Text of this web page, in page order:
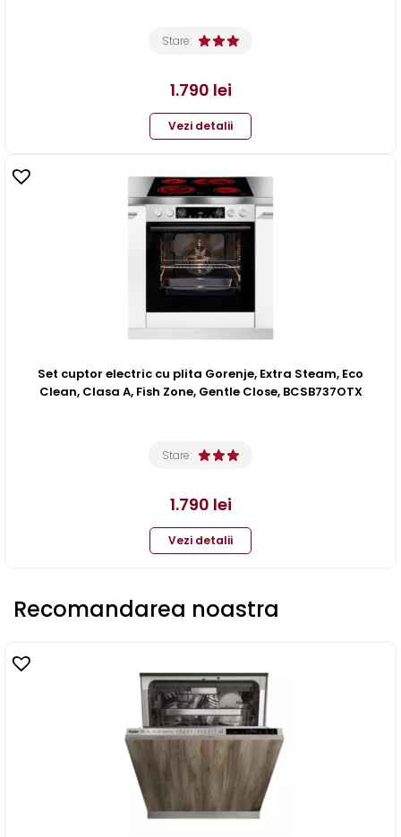
Stare:
1.790 lei
Vezi detalii
Set cuptor electric cu plita Gorenje, Extra Steam, Eco
Clean, Clasa A, Fish Zone, Gentle Close, BCSB737OTX
Stare:
1.790 lei
Vezi detalii
Recomandarea noastra